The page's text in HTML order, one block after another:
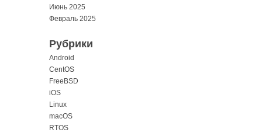
Июнь 2025
Февраль 2025
Рубрики
Android
CentOS
FreeBSD
iOS
Linux
macOS
RTOS